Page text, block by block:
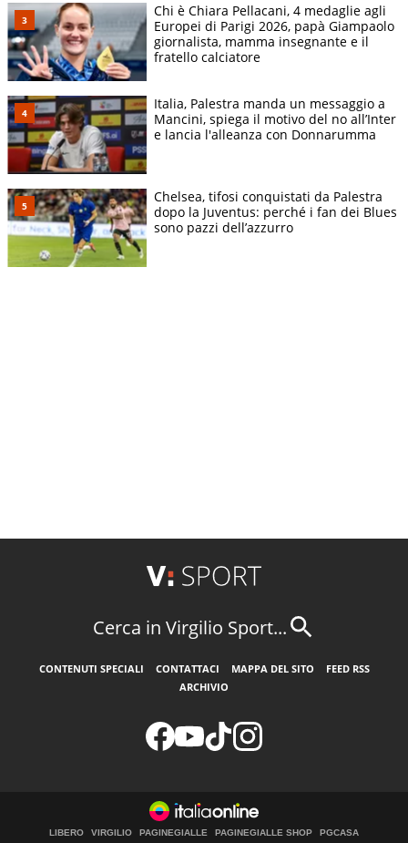
Chi è Chiara Pellacani, 4 medaglie agli
Europei di Parigi 2026, papà Giampaolo
giornalista, mamma insegnante e il
fratello calciatore
Italia, Palestra manda un messaggio a
Mancini, spiega il motivo del no all’Inter
e lancia l'alleanza con Donnarumma
Chelsea, tifosi conquistati da Palestra
dopo la Juventus: perché i fan dei Blues
sono pazzi dell’azzurro
Cerca in Virgilio Sport...
CONTENUTI SPECIALI CONTATTACI MAPPA DEL SITO
FEED RSS
ARCHIVIO
LIBERO VIRGILIO PAGINEGIALLE PAGINEGIALLE SHOP PGCASA